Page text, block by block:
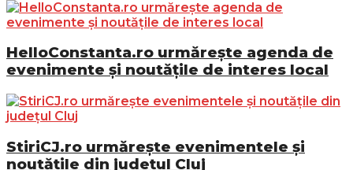
HelloConstanta.ro urmărește agenda de
evenimente și noutățile de interes local
StiriCJ.ro urmărește evenimentele și
noutățile din județul Cluj